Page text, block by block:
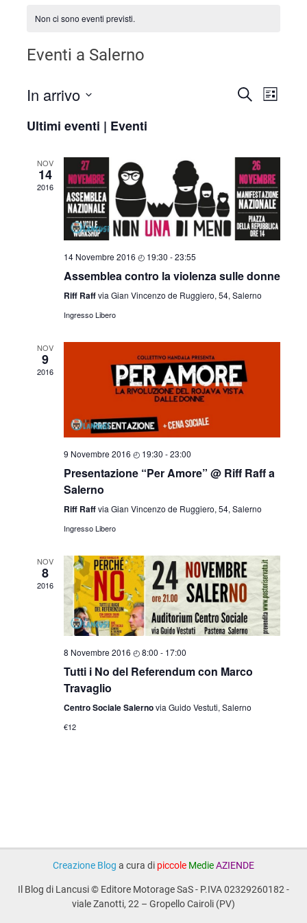
Non ci sono eventi previsti.
Eventi a Salerno
Eventi
viste
CERCA
LISTA
In arrivo
la
Ultimi eventi | Eventi
NOV
14
2016
14 Novembre 2016 ◴ 19:30 -23:55
Assemblea contro la violenza sulle donne
Riff Raffvia Gian Vincenzo de Ruggiero, 54, Salerno
Ingresso Libero
NOV
9
2016
9 Novembre 2016 ◴ 19:30 -23:00
Presentazione “Per Amore” @ Riff Raff a
Salerno
Riff Raffvia Gian Vincenzo de Ruggiero, 54, Salerno
Ingresso Libero
NOV
8
2016
8 Novembre 2016 ◴ 8:00 - 17:00
Tutti i No del Referendum con Marco
Travaglio
Centro Sociale Salernovia Guido Vestuti, Salerno
€12
Creazione Blog a cura di piccole MedieAZIENDE
Il Blog di Lancusi © Editore Motorage SaS - P.IVA 02329260182 -
viale Zanotti, 22 – Gropello Cairoli (PV)